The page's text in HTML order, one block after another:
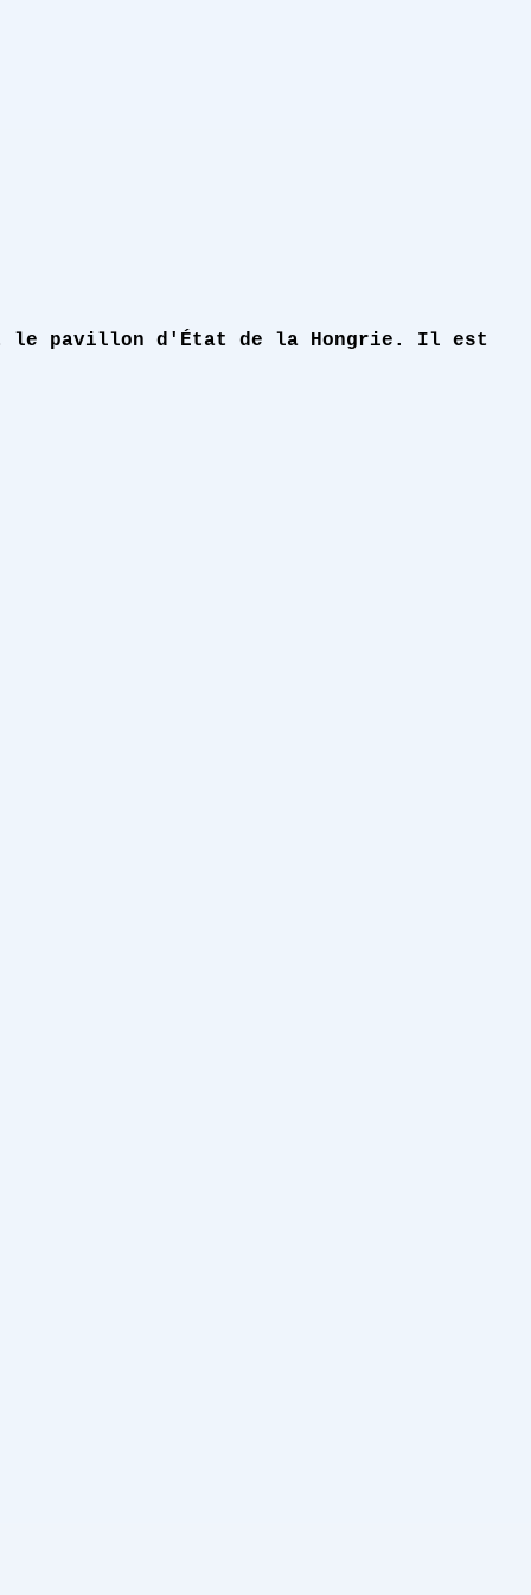
le pavillon d'État de la Hongrie. Il est